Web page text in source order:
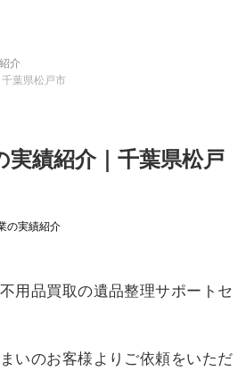
介
葉県松戸市
実績紹介｜千葉県松戸
の実績紹介
用品買取の遺品整理サポートセ
いのお客様よりご依頼をいただ